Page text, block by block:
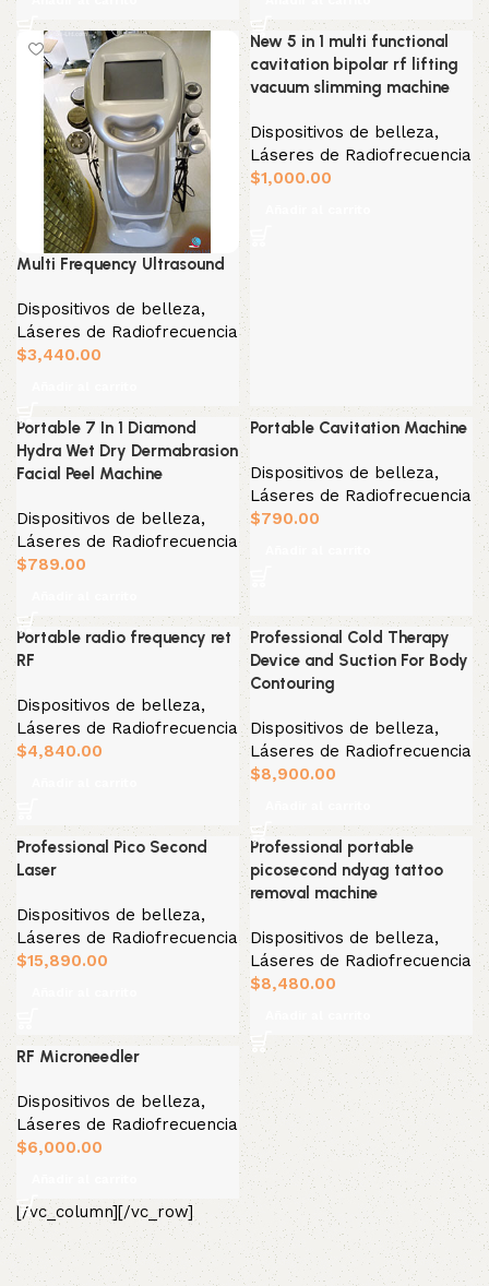
Multi Frequency Ultrasound
Dispositivos de belleza,
Láseres de Radiofrecuencia
$3,440.00
New 5 in 1 multi functional
cavitation bipolar rf lifting
vacuum slimming machine
Dispositivos de belleza,
Láseres de Radiofrecuencia
$1,000.00
Portable 7 In 1 Diamond
Hydra Wet Dry Dermabrasion
Facial Peel Machine
Dispositivos de belleza,
Láseres de Radiofrecuencia
$789.00
Portable Cavitation Machine
Dispositivos de belleza,
Láseres de Radiofrecuencia
$790.00
Portable radio frequency ret
RF
Dispositivos de belleza,
Láseres de Radiofrecuencia
$4,840.00
Professional Cold Therapy
Device and Suction For Body
Contouring
Dispositivos de belleza,
Láseres de Radiofrecuencia
$8,900.00
Professional Pico Second
Laser
Dispositivos de belleza,
Láseres de Radiofrecuencia
$15,890.00
Professional portable
picosecond ndyag tattoo
removal machine
Dispositivos de belleza,
Láseres de Radiofrecuencia
$8,480.00
RF Microneedler
Dispositivos de belleza,
Láseres de Radiofrecuencia
$6,000.00
[/vc_column][/vc_row]